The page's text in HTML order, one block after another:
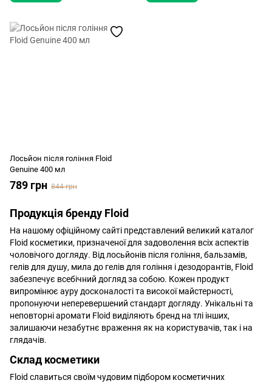
Лосьйон після гоління Floid
Genuine 400 мл
789 грн 844 грн
Продукція бренду Floid
На нашому офіційному сайті представлений великий каталог
Floid косметики, призначеної для задоволення всіх аспектів
чоловічого догляду. Від лосьйонів після гоління, бальзамів,
гелів для душу, мила до гелів для гоління і дезодорантів, Floid
забезпечує всебічний догляд за собою. Кожен продукт
випромінює ауру досконалості та високої майстерності,
пропонуючи неперевершений стандарт догляду. Унікальні та
неповторні аромати Floid виділяють бренд на тлі інших,
залишаючи незабутнє враження як на користувачів, так і на
глядачів.
Склад косметики
Floid славиться своїм чудовим підбором косметичних